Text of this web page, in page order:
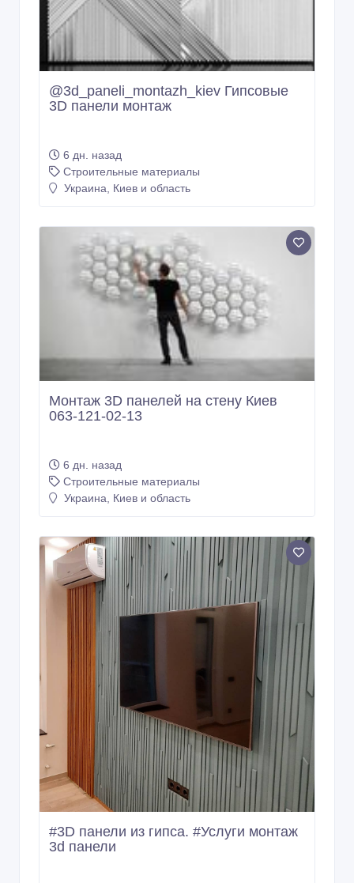
@3d_paneli_montazh_kiev Гипсовые
3D панели монтаж
6 дн. назад
Строительные материалы
Украина, Киев и область
Монтаж 3D панелей на стену Киев
063-121-02-13
6 дн. назад
Строительные материалы
Украина, Киев и область
#3D панели из гипса. #Услуги монтаж
3d панели